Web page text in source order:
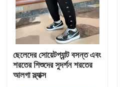
আমাদের সম্পর্কে
পণ্য
ছেলেদের সোয়েটপ্যান্ট বসন্ত এবং
শরতের শিশুদের সুদর্শন শরতের
আলগা স্ল্যাক্স